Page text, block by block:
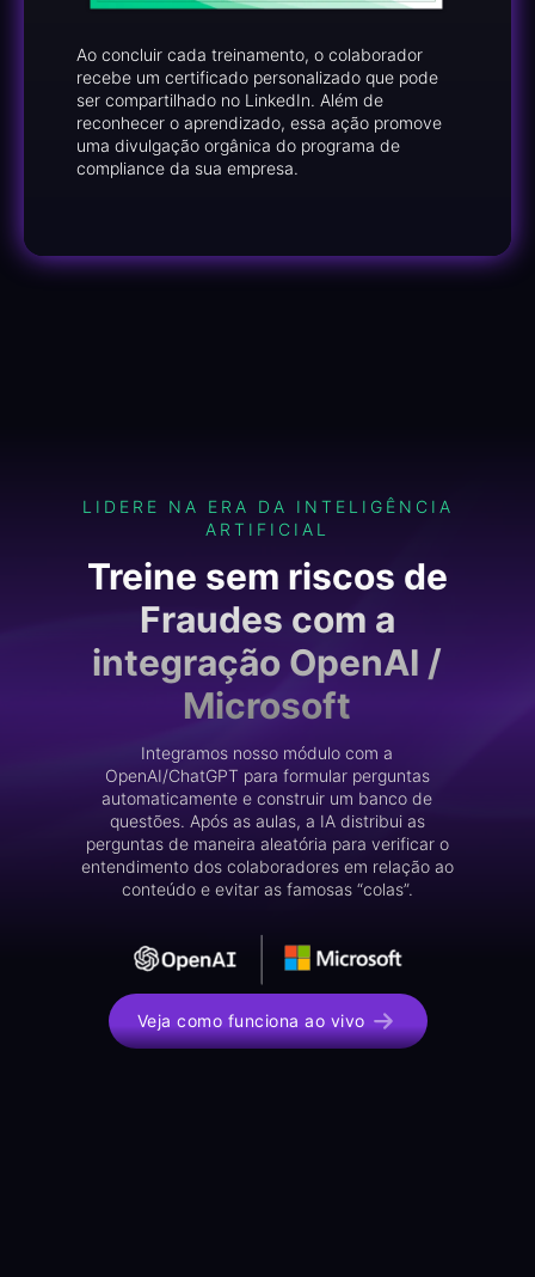
Ao concluir cada treinamento, o colaborador
recebe um certificado personalizado que pode
ser compartilhado no LinkedIn. Além de
reconhecer o aprendizado, essa ação promove
uma divulgação orgânica do programa de
compliance da sua empresa.
LIDERE NA ERA DA INTELIGÊNCIA
ARTIFICIAL
Treine sem riscos de
Fraudes com a
integração OpenAI /
Microsoft
Integramos nosso módulo com a
OpenAI/ChatGPT para formular perguntas
automaticamente e construir um banco de
questões. Após as aulas, a IA distribui as
perguntas de maneira aleatória para verificar o
entendimento dos colaboradores em relação ao
conteúdo e evitar as famosas “colas”.
Veja como funciona ao vivo